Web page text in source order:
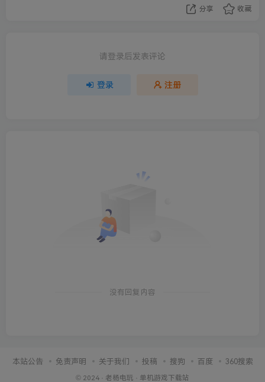
分享 收藏
请登录后发表评论
登录 注册
没有回复内容
本站公告 免责声明 关于我们 投稿 搜狗 百度 360搜索
© 2024 · 老杨电玩 · 单机游戏下载站